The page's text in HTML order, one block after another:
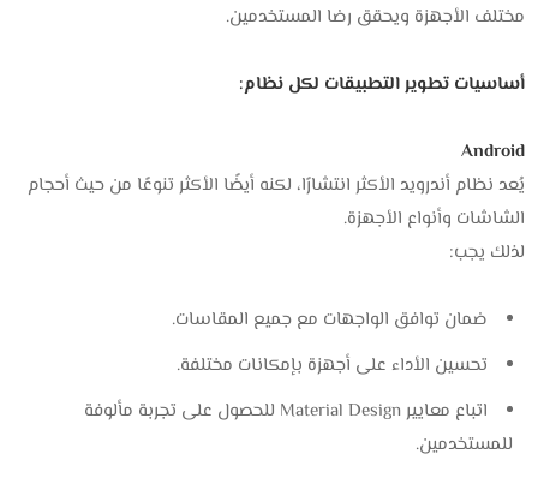
مختلف الأجهزة ويحقق رضا المستخدمين.
أساسيات تطوير التطبيقات لكل نظام:
Android
يُعد نظام أندرويد الأكثر انتشارًا، لكنه أيضًا الأكثر تنوعًا من حيث أحجام
الشاشات وأنواع الأجهزة.
لذلك يجب:
ضمان توافق الواجهات مع جميع المقاسات.
تحسين الأداء على أجهزة بإمكانات مختلفة.
اتباع معايير Material Design للحصول على تجربة مألوفة
للمستخدمين.